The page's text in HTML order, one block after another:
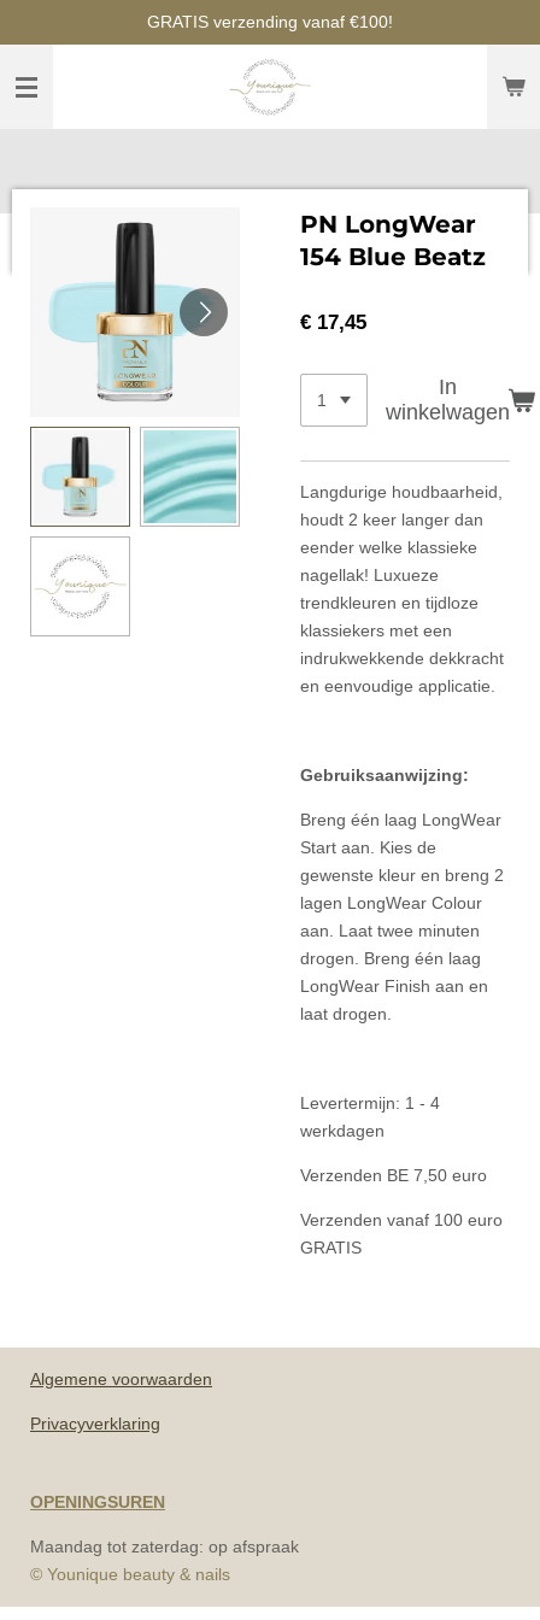
naar
hoofdinhoud
GRATIS verzending vanaf €100!
PN LongWear
154 Blue Beatz
€ 17,45
In
winkelwagen
Langdurige houdbaarheid,
houdt 2 keer langer dan
eender welke klassieke
nagellak! Luxueze
trendkleuren en tijdloze
klassiekers met een
indrukwekkende dekkracht
en eenvoudige applicatie.
Gebruiksaanwijzing:
Breng één laag LongWear
Start aan. Kies de
gewenste kleur en breng 2
lagen LongWear Colour
aan. Laat twee minuten
drogen. Breng één laag
LongWear Finish aan en
laat drogen.
Levertermijn: 1 - 4
werkdagen
Verzenden BE 7,50 euro
Verzenden vanaf 100 euro
GRATIS
Algemene voorwaarden
Privacyverklaring
OPENINGSUREN
Maandag tot zaterdag: op afspraak
© Younique beauty & nails